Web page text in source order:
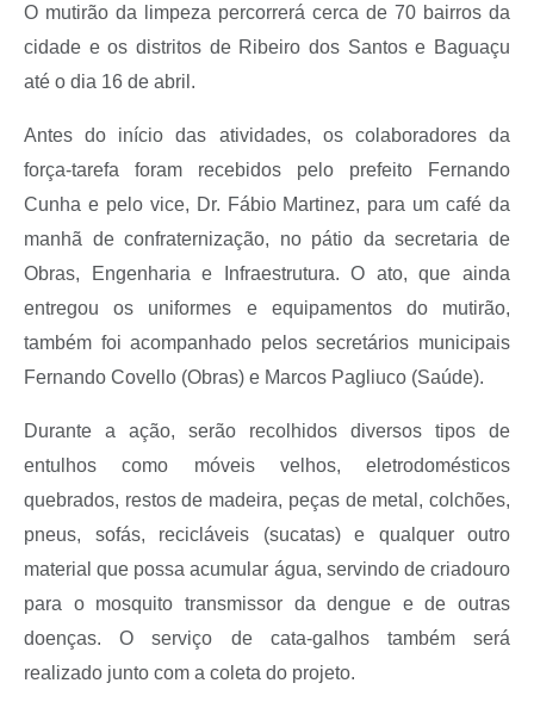
O mutirão da limpeza percorrerá cerca de 70 bairros da
cidade e os distritos de Ribeiro dos Santos e Baguaçu
até o dia 16 de abril.
Antes do início das atividades, os colaboradores da
força-tarefa foram recebidos pelo prefeito Fernando
Cunha e pelo vice, Dr. Fábio Martinez, para um café da
manhã de confraternização, no pátio da secretaria de
Obras, Engenharia e Infraestrutura. O ato, que ainda
entregou os uniformes e equipamentos do mutirão,
também foi acompanhado pelos secretários municipais
Fernando Covello (Obras) e Marcos Pagliuco (Saúde).
Durante a ação, serão recolhidos diversos tipos de
entulhos como móveis velhos, eletrodomésticos
quebrados, restos de madeira, peças de metal, colchões,
pneus, sofás, recicláveis (sucatas) e qualquer outro
material que possa acumular água, servindo de criadouro
para o mosquito transmissor da dengue e de outras
doenças. O serviço de cata-galhos também será
realizado junto com a coleta do projeto.